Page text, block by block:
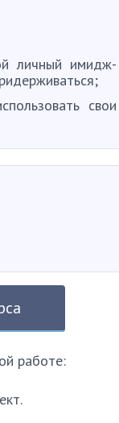
личный имидж-
свои
работе: